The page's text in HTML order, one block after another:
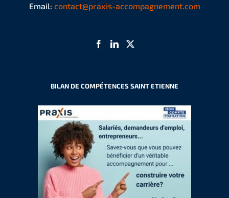
Email: contact@praxis-accompagnement.com
BILAN DE COMPÉTENCES SAINT ETIENNE